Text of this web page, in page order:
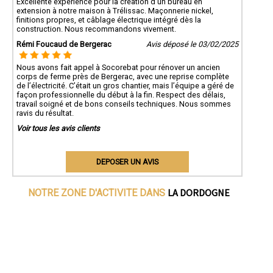
extension à notre maison à Trélissac. Maçonnerie nickel,
finitions propres, et câblage électrique intégré dès la
construction. Nous recommandons vivement.
Rémi Foucaud de Bergerac
Avis déposé le 03/02/2025
Nous avons fait appel à Socorebat pour rénover un ancien
corps de ferme près de Bergerac, avec une reprise complète
de l’électricité. C’était un gros chantier, mais l’équipe a géré de
façon professionnelle du début à la fin. Respect des délais,
travail soigné et de bons conseils techniques. Nous sommes
ravis du résultat.
Voir tous les avis clients
DEPOSER UN AVIS
NOTRE ZONE D'ACTIVITE DANS LA DORDOGNE